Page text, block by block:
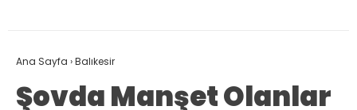
Ana Sayfa ›Balıkesir
Şovda Manşet Olanlar